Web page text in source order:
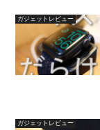
ガジェットレビュー
ガジェットレビュー